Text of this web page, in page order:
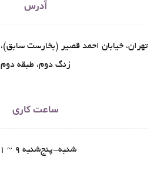
آدرس
زنگ دوم، طبقه دوم
ساعت کاری
شنبه-پنج‌شنبه 9 ~ 21